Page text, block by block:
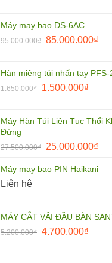
110.000.000₫.
Máy may bao DS-6AC
95.000.000₫ Giá
95.000.000₫.
85.000.000₫Giá
là:
Hàn miệng túi nhấn tay
1.650.000₫
Giá
1.650.000₫.
1.500.000₫Giá
là:
Máy Hàn Túi Liên Tục Thổi
Đứng
27.500.000₫
Giá
là:
25.000.000₫Giá
tại
Máy may bao PIN Haikani
Liên hệ
MÁY CẮT VẢI ĐẦU BÀN
5.200.000₫ Giá
4.700.000₫Giá